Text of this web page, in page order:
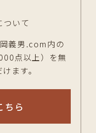
ついて
義男.com内の
点以上）を無
ます。
ちら